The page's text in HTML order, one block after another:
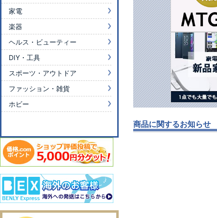
商品に関するお知らせ
家電
楽器
ヘルス・ビューティー
DIY・工具
スポーツ・アウトドア
ファッション・雑貨
ホビー